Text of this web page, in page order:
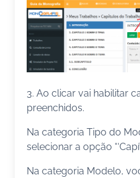
3. Ao clicar vai habilitar
preenchidos.
Na categoria Tipo do
selecionar a opção
Na categoria Modelo,